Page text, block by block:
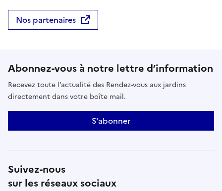
Nos partenaires
Abonnez-vous à notre lettre d’information
Recevez toute l’actualité des Rendez-vous aux jardins
directement dans votre boîte mail.
S'abonner
Suivez-nous
sur les réseaux sociaux